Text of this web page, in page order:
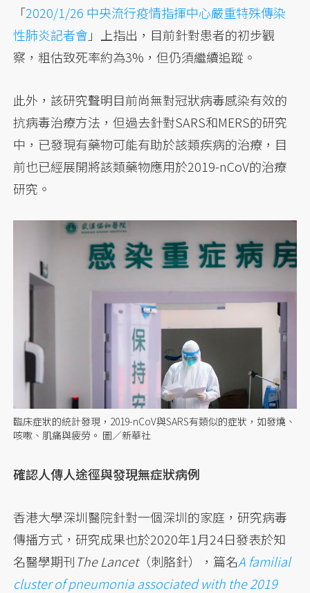
「2020/1/26 中央流行疫情指揮中心嚴重特殊傳染
性肺炎記者會」上指出，目前針對患者的初步觀
察，粗估致死率約為3%，但仍須繼續追蹤。
此外，該研究聲明目前尚無對冠狀病毒感染有效的
抗病毒治療方法，但過去針對SARS和MERS的研究
中，已發現有藥物可能有助於該類疾病的治療，目
前也已經展開將該類藥物應用於2019-nCoV的治療
研究。
臨床症狀的統計發現，2019-nCoV與SARS有類似的症狀，如發燒、
咳嗽、肌痛與疲勞。 圖／新華社
確認人傳人途徑與發現無症狀病例
香港大學深圳醫院針對一個深圳的家庭，研究病毒
傳播方式，研究成果也於2020年1月24日發表於知
名醫學期刊The Lancet（刺胳針），篇名A familial
cluster of pneumonia associated with the 2019